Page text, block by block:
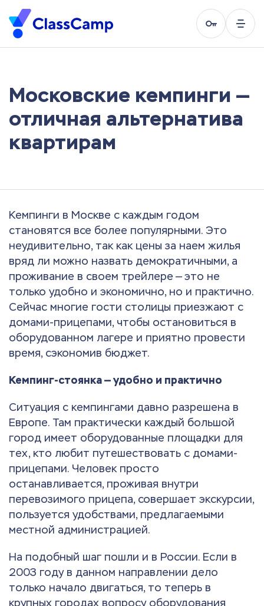
Московские кемпинги —
отличная альтернатива
квартирам
Кемпинги в Москве с каждым годом
становятся все более популярными. Это
неудивительно, так как цены за наем жилья
вряд ли можно назвать демократичными, а
проживание в своем трейлере — это не
только удобно и экономично, но и практично.
Сейчас многие гости столицы приезжают с
домами-прицепами, чтобы остановиться в
оборудованном лагере и приятно провести
время, сэкономив бюджет.
Кемпинг-стоянка — удобно и практично
Ситуация с кемпингами давно разрешена в
Европе. Там практически каждый большой
город имеет оборудованные площадки для
тех, кто любит путешествовать с домами-
прицепами. Человек просто
останавливается, проживая внутри
перевозимого прицепа, совершает экскурсии,
пользуется удобствами, предлагаемыми
местной администрацией.
На подобный шаг пошли и в России. Если в
2003 году в данном направлении дело
только начало двигаться, то теперь в
крупных городах вопросу оборудования